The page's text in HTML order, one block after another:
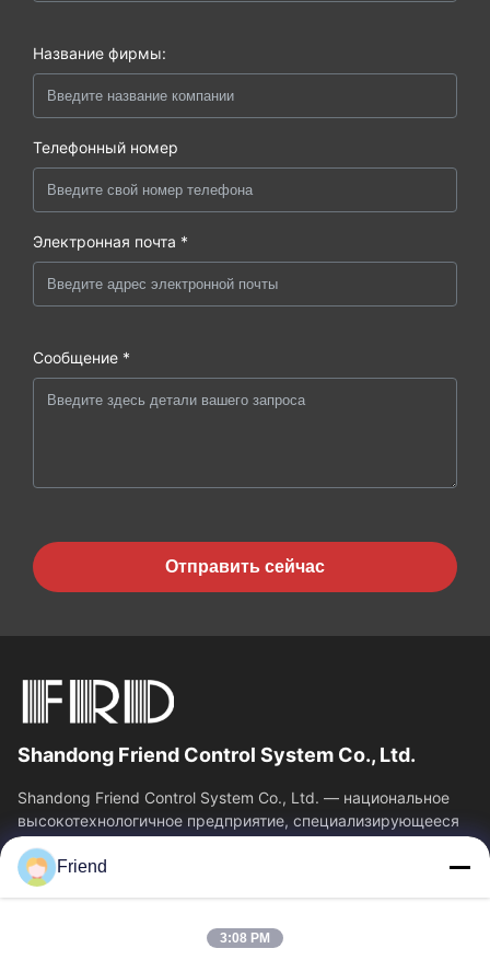
Название фирмы:
Телефонный номер
Электронная почта *
Сообщение *
Отправить сейчас
Shandong Friend Control System Co., Ltd.
Shandong Friend Control System Co., Ltd. — национальное
высокотехнологичное предприятие, специализирующееся
на исследованиях и разработках в...
Быстрые Связи
О Компании
Friend
3:08 PM